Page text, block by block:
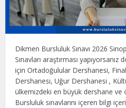
Dikmen Bursluluk Sınavı 2026
Sınavları araştırması
için Ortadoğulular Dershanesi,
Dershanesi, Uğur Dershanesi ,
ülkemizdeki en büyük dershane ve
Bursluluk sınavlarını içeren bilgi